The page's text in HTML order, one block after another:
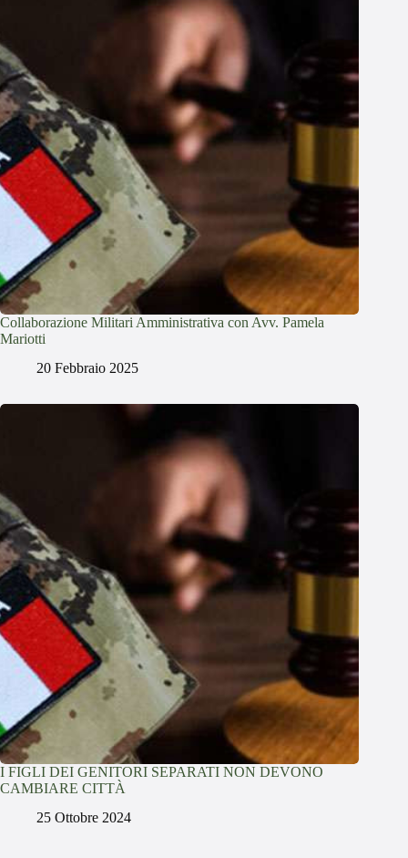
Collaborazione Militari Amministrativa con Avv. Pamela
Mariotti
20 Febbraio 2025
I FIGLI DEI GENITORI SEPARATI NON DEVONO
CAMBIARE CITTÀ
25 Ottobre 2024